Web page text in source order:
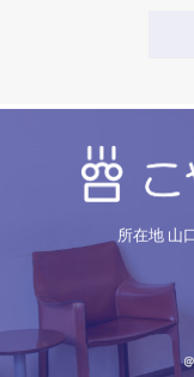
所在地 山